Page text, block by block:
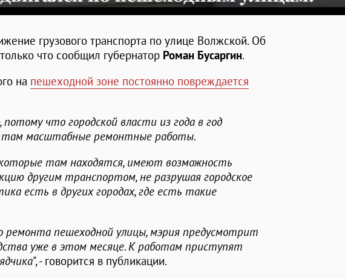
грузового транспорта по улице Волжской. Об
что сообщил губернатор Роман Бусаргин.
на пешеходной зоне постоянно повреждается
потому что городской власти из года в год
там масштабные ремонтные работы.
там находятся, имеют возможность
другим транспортом, не разрушая городское
есть в других городах, где есть такие
ремонта пешеходной улицы, мэрия предусмотрит
уже в этом месяце. К работам приступят
", - говорится в публикации.